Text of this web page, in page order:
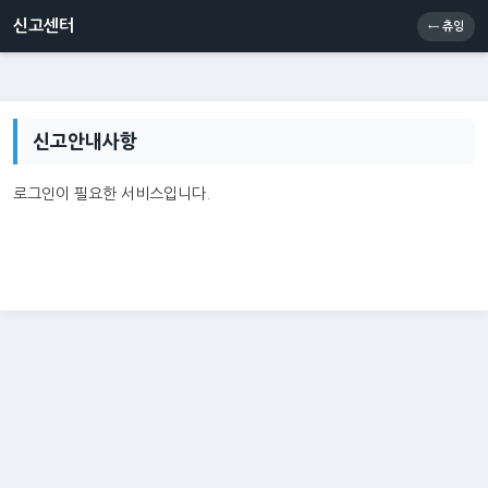
신고센터 메인
신고센터 ← 츄잉
신고안내사항
로그인이 필요한 서비스입니다.